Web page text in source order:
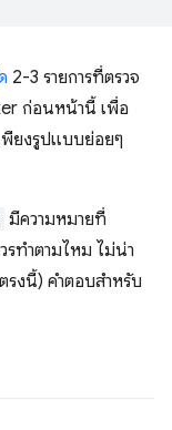
2-3 รายการที่ตรวจ
ก่อนหน้านี้ เพื่อ
พียงรูปแบบย่อยๆ
มีความหมายที่
ทำตามไหม ไม่น่า
รงนี้) คำตอบสำหรับ